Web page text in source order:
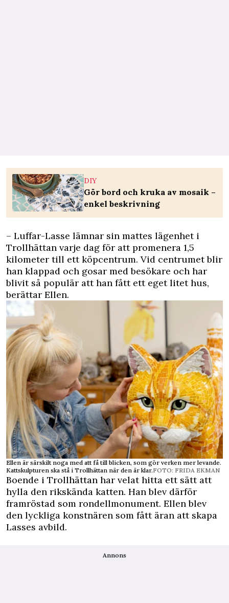
DIY
Gör bord och kruka av mosaik –
enkel beskrivning
– Luffar-Lasse lämnar sin mattes lägenhet i
Trollhättan varje dag för att promenera 1,5
kilometer till ett köpcentrum. Vid centrumet blir
han klappad och gosar med besökare och har
blivit så populär att han fått ett eget litet hus,
berättar Ellen.
Ellen är särskilt noga med att få till blicken, som gör verken mer levande.
Kattskulpturen ska stå i Trollhättan när den är klar.FOTO: FRIDA EKMAN
Boende i Trollhättan har velat hitta ett sätt att
hylla den rikskända katten. Han blev därför
framröstad som rondellmonument. Ellen blev
den lyckliga konstnären som fått äran att skapa
Lasses avbild.
Annons